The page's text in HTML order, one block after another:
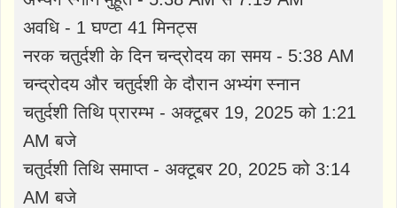
अवधि - 1 घण्टा 41 मिनट्स
नरक चतुर्दशी के दिन चन्द्रोदय का समय - 5:38 AM
चन्द्रोदय और चतुर्दशी के दौरान अभ्यंग स्नान
चतुर्दशी तिथि प्रारम्भ - अक्टूबर 19, 2025 को 1:21
AM बजे
चतुर्दशी तिथि समाप्त - अक्टूबर 20, 2025 को 3:14
AM बजे